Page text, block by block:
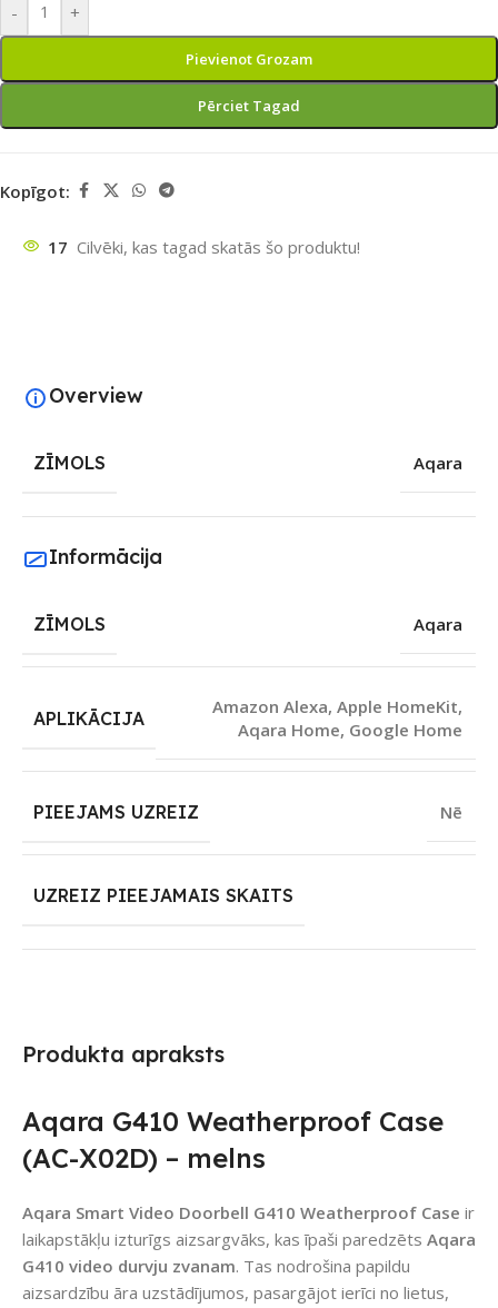
- +
Pievienot Grozam
Pērciet Tagad
Kopīgot:
17 Cilvēki, kas tagad skatās šo produktu!
Produkta apraksts
Aqara G410 Weatherproof Case
(AC-X02D) – melns
Aqara Smart Video Doorbell G410 Weatherproof Case ir
laikapstākļu izturīgs aizsargvāks, kas īpaši paredzēts Aqara
G410 video durvju zvanam. Tas nodrošina papildu
aizsardzību āra uzstādījumos, pasargājot ierīci no lietus,
Overview
ZĪMOLS Aqara
Informācija
ZĪMOLS Aqara
APLIKĀCIJA
Amazon Alexa, Apple HomeKit,
Aqara Home, Google Home
PIEEJAMS UZREIZ Nē
UZREIZ PIEEJAMAIS SKAITS